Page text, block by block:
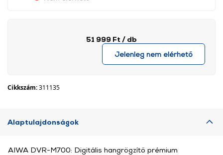
51 999 Ft / db
Jelenleg nem elérhető
Cikkszám:311135
Alaptulajdonságok
AIWA DVR-M700: Digitális hangrögzítő prémium